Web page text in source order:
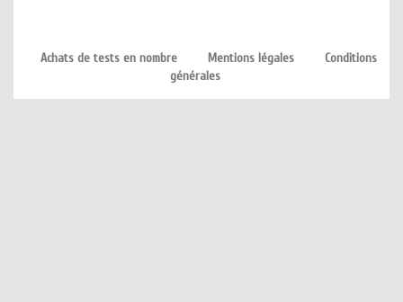
Achats de tests en nombre Mentions légales
Conditions
générales